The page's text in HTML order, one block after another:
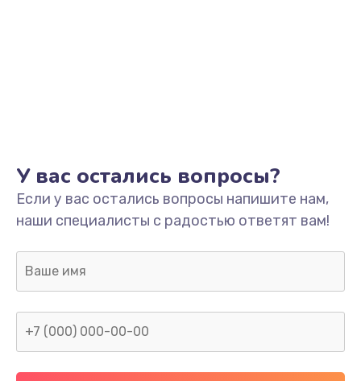
от 995 руб.
Заказать
Настройка ОС
Восстановление данных
У вас остались вопросы?
Если у вас остались вопросы напишите нам,
наши специалисты с радостью ответят вам!